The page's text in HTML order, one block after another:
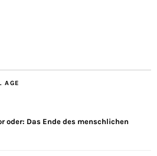
AGE
oder: Das Ende des menschlichen